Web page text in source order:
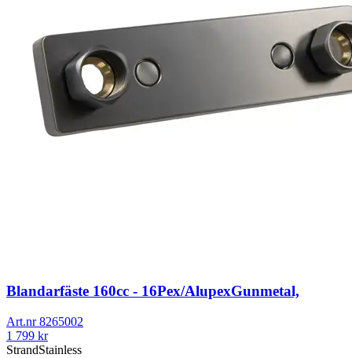
Blandarfäste 160cc - 16Pex/AlupexGunmetal,
Art.nr8265002
1 799 kr
StrandStainless